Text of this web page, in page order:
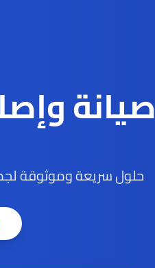
صيانة
حلول سريعة وموثوقة